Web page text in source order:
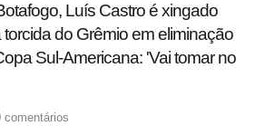
Luís Castro é xingado
torcida do Grêmio em eliminação
Sul-Americana: 'Vai tomar no
comentários